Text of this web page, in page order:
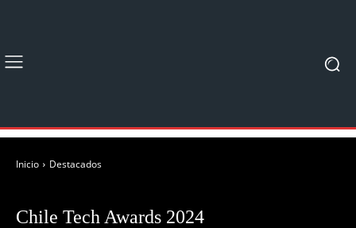
Inicio Destacados
Chile Tech Awards 2024